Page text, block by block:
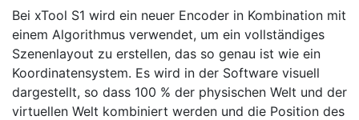
Bei xTool S1 wird ein neuer Encoder in Kombination mit
einem Algorithmus verwendet, um ein vollständiges
Szenenlayout zu erstellen, das so genau ist wie ein
Koordinatensystem. Es wird in der Software visuell
dargestellt, so dass 100 % der physischen Welt und der
virtuellen Welt kombiniert werden und die Position des